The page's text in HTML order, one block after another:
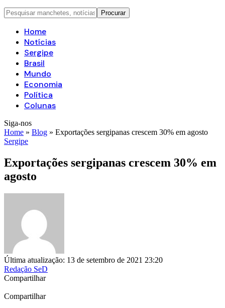
Home
Notícias
Sergipe
Brasil
Mundo
Economia
Política
Colunas
Siga-nos
Home » Blog » Exportações sergipanas crescem 30% em agosto
Sergipe
Exportações sergipanas crescem 30% em
agosto
Última atualização: 13 de setembro de 2021 23:20
Redação SeD
Compartilhar
Compartilhar